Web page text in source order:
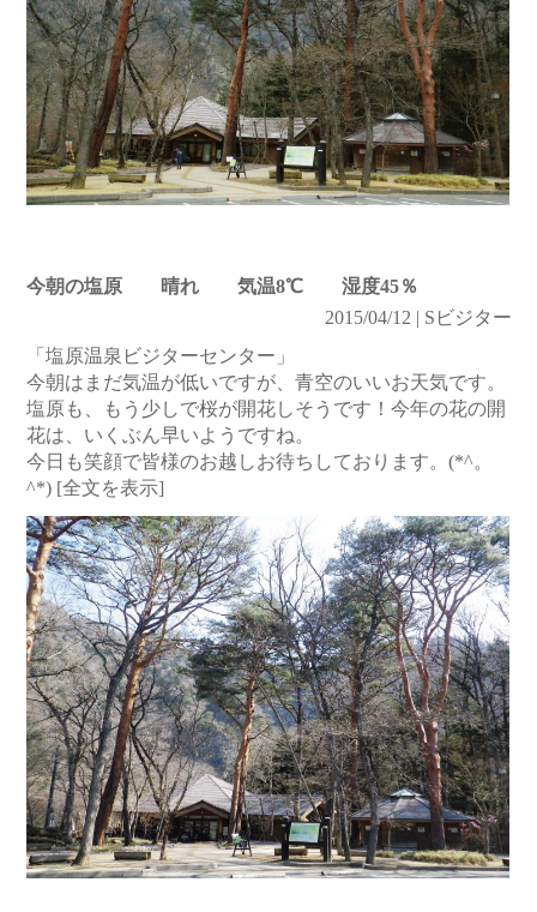
今朝の塩原 晴れ 気温8℃ 湿度45％
2015/04/12 | Sビジター
「塩原温泉ビジターセンター」
今朝はまだ気温が低いですが、青空のいいお天気です。
塩原も、もう少しで桜が開花しそうです！今年の花の開
花は、いくぶん早いようですね。
今日も笑顔で皆様のお越しお待ちしております。(*^。
^*) [全文を表示]